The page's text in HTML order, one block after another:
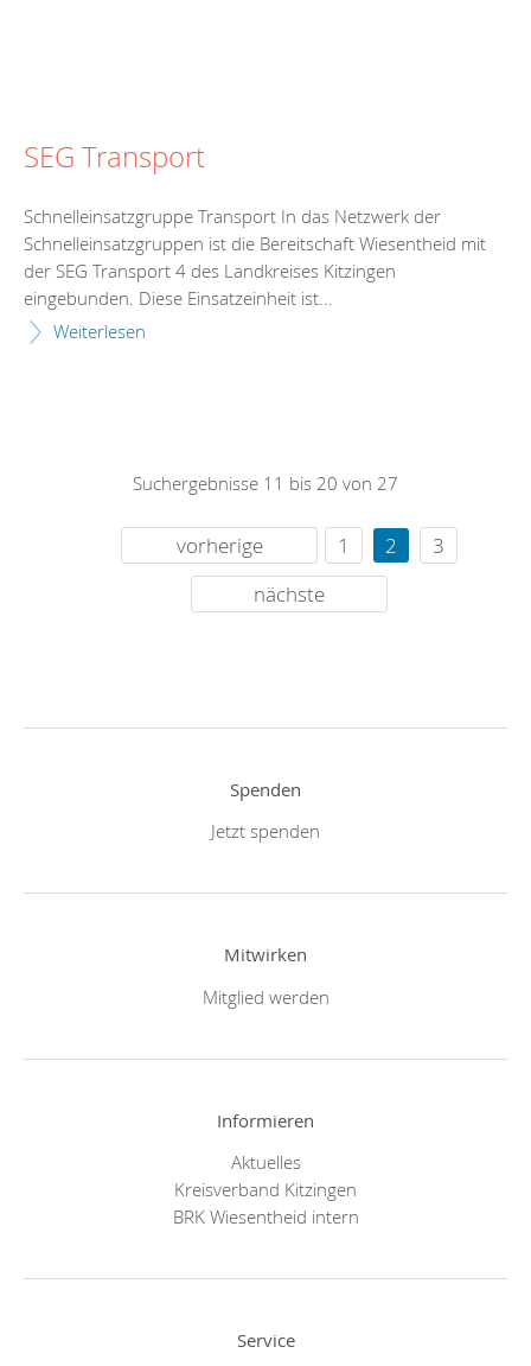
SEG Transport
Schnelleinsatzgruppe Transport In das Netzwerk der
Schnelleinsatzgruppen ist die Bereitschaft Wiesentheid mit
der SEG Transport 4 des Landkreises Kitzingen
eingebunden. Diese Einsatzeinheit ist...
Weiterlesen
Suchergebnisse 11 bis 20 von 27
vorherige 1 2
3
nächste
Spenden
Jetzt spenden
Mitwirken
Mitglied werden
Informieren
Aktuelles
Kreisverband Kitzingen
BRK Wiesentheid intern
Service